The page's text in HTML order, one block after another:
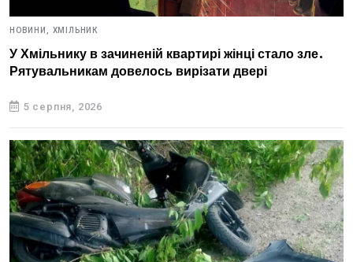
НОВИНИ, ХМІЛЬНИК
У Хмільнику в зачиненій квартирі жінці стало зле.
Рятувальникам довелось вирізати двері
5 серпня, 2026